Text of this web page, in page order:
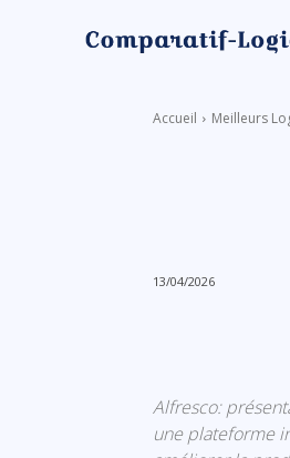
Accueil Meilleurs
13/04/2026
Alfresco:
une plateforme